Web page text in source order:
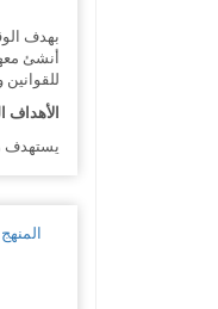
بهدف
الأهداف
يستهدف